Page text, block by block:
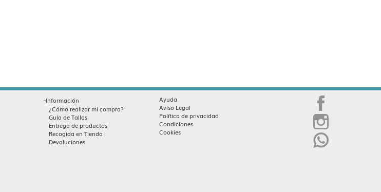
-Información
¿Cómo realizar mi compra?
Guía de Tallas
Entrega de productos
Recogida en Tienda
Devoluciones
Ayuda
Aviso Legal
Política de privacidad
Condiciones
Cookies